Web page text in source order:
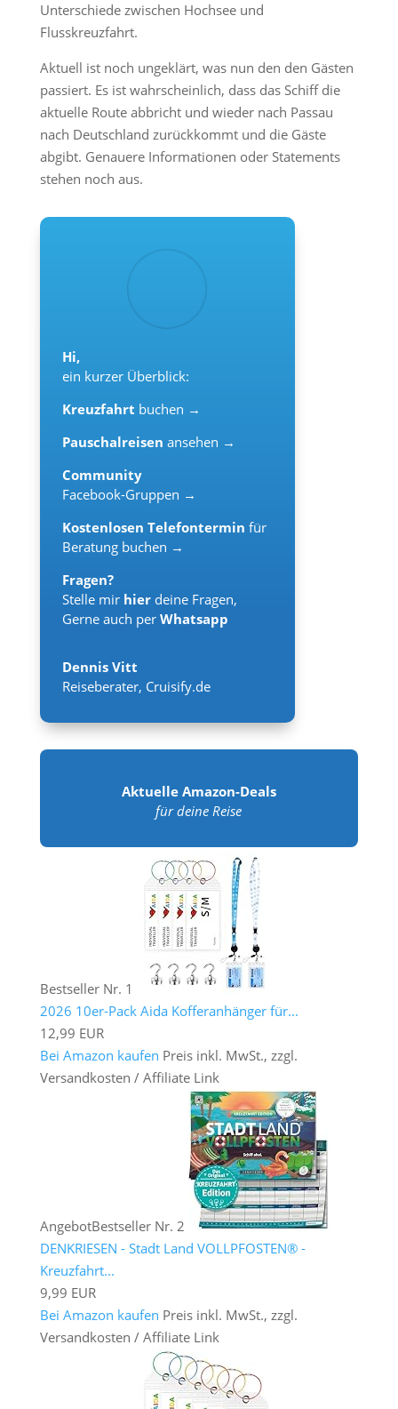
Unterschiede zwischen Hochsee und
Flusskreuzfahrt.
Aktuell ist noch ungeklärt, was nun den den Gästen
passiert. Es ist wahrscheinlich, dass das Schiff die
aktuelle Route abbricht und wieder nach Passau
nach Deutschland zurückkommt und die Gäste
abgibt. Genauere Informationen oder Statements
stehen noch aus.
Hi,
ein kurzer Überblick:
Kreuzfahrt buchen →
Pauschalreisen ansehen →
Community
Facebook-Gruppen →
Kostenlosen Telefontermin für
Beratung buchen →
Fragen?
Stelle mir hier deine Fragen,
Gerne auch per Whatsapp
Dennis Vitt
Reiseberater, Cruisify.de
Aktuelle Amazon-Deals
für deine Reise
Bestseller Nr. 1
2026 10er-Pack Aida Kofferanhänger für...
12,99 EUR
Bei Amazon kaufen Preis inkl. MwSt., zzgl.
Versandkosten / Affiliate Link
AngebotBestseller Nr. 2
DENKRIESEN - Stadt Land VOLLPFOSTEN® -
Kreuzfahrt...
9,99 EUR
Bei Amazon kaufen Preis inkl. MwSt., zzgl.
Versandkosten / Affiliate Link